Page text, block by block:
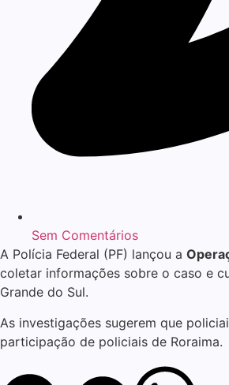
Sem Comentários
A Polícia Federal (PF) lançou a
coletar informações sobre o caso e
Grande do Sul.
As investigações sugerem que
participação de policiais de Roraima.